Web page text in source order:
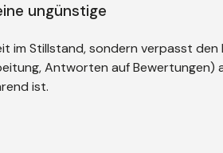
ungünstige
im Stillstand, sondern verpasst den
Antworten auf Bewertungen)
ist.